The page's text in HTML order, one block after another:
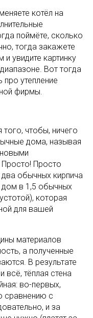
котёл на
поймёте, сколько
тогда закажете
увидите картинку
Вот тогда
про утепление
фирмы.
чтобы, ничего
дома, называя
Просто! Просто
обычных кирпича
дом в 1,5 обычных
которая
для вашей
материалов
а полученные
В результате
тёплая стена
во-первых,
сравнению с
и за